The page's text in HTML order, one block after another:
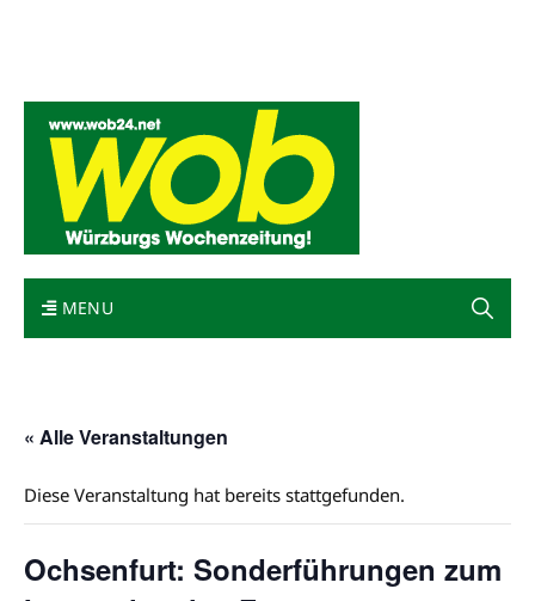
MENU
« Alle Veranstaltungen
Diese Veranstaltung hat bereits stattgefunden.
Ochsenfurt: Sonderführungen zum